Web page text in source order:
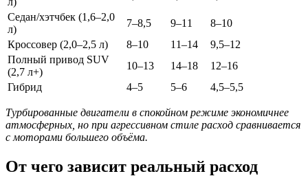
Седан/хэтчбек (1,6–2,0
л)
7–8,5 9–11
8–10
Кроссовер (2,0–2,5 л)
8–10 11–14
9,5–12
Полный привод SUV
(2,7 л+)
10–13 14–18
12–16
Гибрид
4–5 5–6 4,5–5,5
Турбированные двигатели в спокойном режиме экономичнее
атмосферных, но при агрессивном стиле расход сравнивается
с моторами большего объёма.
От чего зависит реальный расход